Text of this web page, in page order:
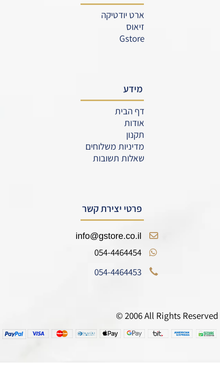
ארט יודטיקה
זיאוס
Gstore
מידע
דף הבית
אודות
תקנון
מדיניות משלוחים
שאלות תשובות
פרטי יצירת קשר
info@gstore.co.il
054-4464454
054-4464453
© 2006 All Rights Reserved